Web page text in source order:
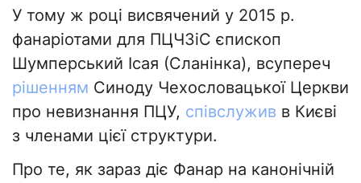
У тому ж році висвячений у 2015 р.
фанаріотами для ПЦЧЗіС єпископ
Шумперський Ісая (Сланінка), всупереч
рішенням Синоду Чехословацької Церкви
про невизнання ПЦУ, співслужив в Києві
з членами цієї структури.
Про те, як зараз діє Фанар на канонічній